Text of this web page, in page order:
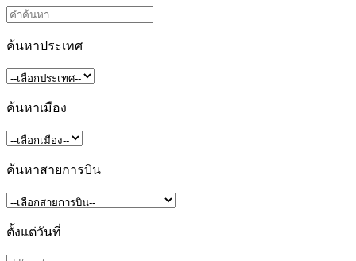
ค้นหาประเทศ
ค้นหาเมือง
ค้นหาสายการบิน
ตั้งแต่วันที่